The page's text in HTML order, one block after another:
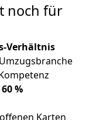
noch für
Verhältnis
%
Karten